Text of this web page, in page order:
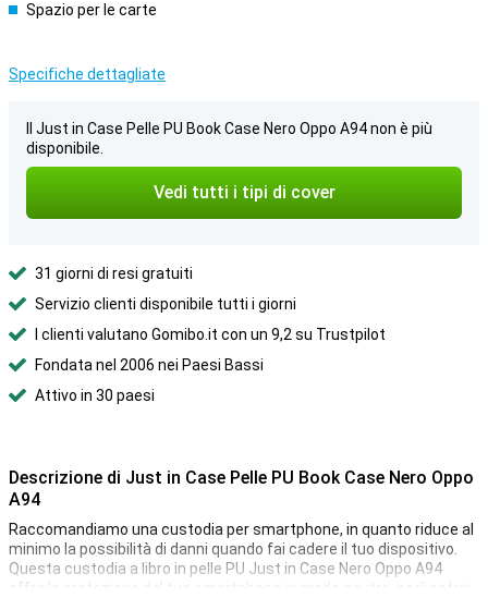
Spazio per le carte
Specifiche dettagliate
Il Just in Case Pelle PU Book Case Nero Oppo A94 non è più
disponibile.
Vedi tutti i tipi di cover
31 giorni di resi gratuiti
Servizio clienti disponibile tutti i giorni
I clienti valutano Gomibo.it con un 9,2 su Trustpilot
Fondata nel 2006 nei Paesi Bassi
Attivo in 30 paesi
Descrizione di Just in Case Pelle PU Book Case Nero Oppo
A94
Raccomandiamo una custodia per smartphone, in quanto riduce al
minimo la possibilità di danni quando fai cadere il tuo dispositivo.
Questa custodia a libro in pelle PU Just in Case Nero Oppo A94
offre la protezione del tuo smartphone in modo neutro, così potrai